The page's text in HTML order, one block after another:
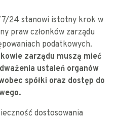
24 stanowi istotny krok w
praw członków zarządu
podatkowych.
zarządu muszą mieć
ustaleń organów
spółki oraz dostęp do
dostosowania